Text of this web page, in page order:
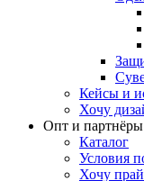
Кейсы и
Хочу
Опт и партнёры
Каталог
Условия
Хочу